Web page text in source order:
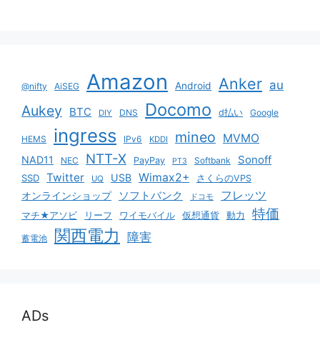
@nifty AiSEG Amazon Android Anker au
Aukey BTC DIY DNS Docomo d払い Google
HEMS ingress IPv6 KDDI mineo MVMO
NAD11 NEC NTT-X PayPay PT3 Softbank Sonoff
SSD Twitter UQ USB Wimax2+ さくらのVPS
オンラインショップ ソフトバンク ドコモ フレッツ
マチ★アソビ リーフ ワイモバイル 仮想通貨 動力 特価
蓄電池 関西電力 障害
ADs